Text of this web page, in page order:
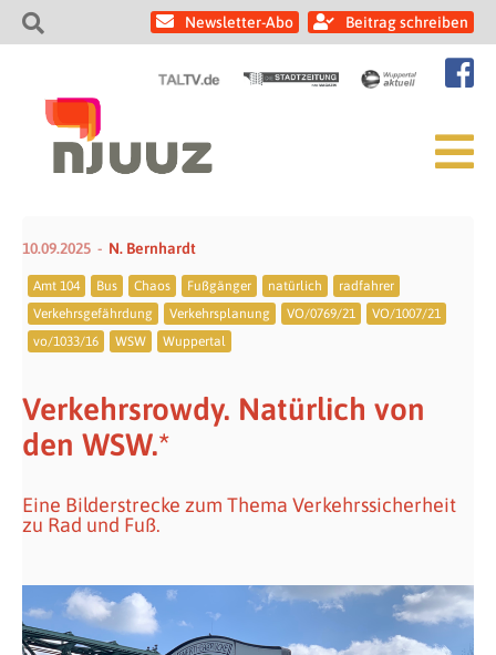
Newsletter-Abo Beitrag schreiben
10.09.2025 N. Bernhardt
Amt 104 Bus Chaos Fußgänger natürlich
radfahrer
Verkehrsgefährdung
Verkehrsplanung VO/0769/21
VO/1007/21
vo/1033/16
WSW Wuppertal
Verkehrsrowdy. Natürlich von
den WSW.*
Eine Bilderstrecke zum Thema Verkehrssicherheit
zu Rad und Fuß.